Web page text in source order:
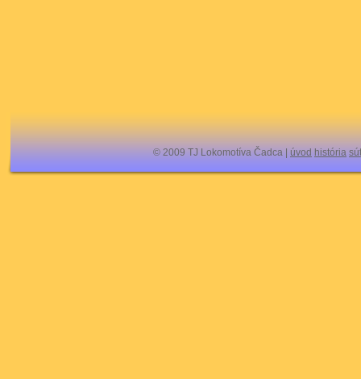
© 2009 TJ Lokomotíva Čadca | úvod história